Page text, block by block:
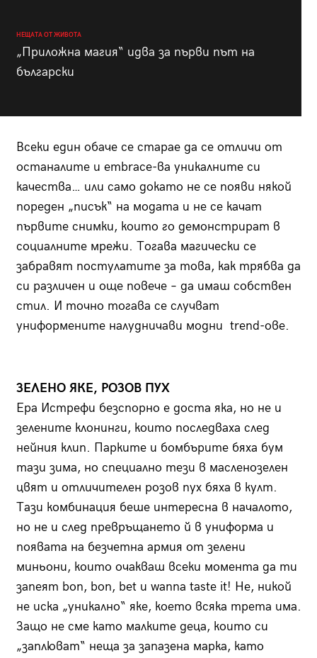
НЕЩАТА ОТ ЖИВОТА
„Приложна магия“ идва за първи път на
български
Всеки един обаче се старае да се отличи от
останалите и embrace-ва уникалните си
качества… или само докато не се появи някой
пореден „писък“ на модата и не се качат
първите снимки, които го демонстрират в
социалните мрежи. Тогава магически се
забравят постулатите за това, как трябва да
си различен и още повече – да имаш собствен
стил. И точно тогава се случват
униформените налудничави модни trend-ове.
ЗЕЛЕНО ЯКЕ, РОЗОВ ПУХ
Ера Истрефи безспорно е доста яка, но не и
зелените клонинги, които последваха след
нейния клип. Парките и бомбърите бяха бум
тази зима, но специално тези в масленозелен
цвят и отличителен розов пух бяха в култ.
Тази комбинация беше интересна в началото,
но не и след превръщането й в униформа и
появата на безчетна армия от зелени
миньони, които очакваш всеки момента да ти
запеят bon, bon, bet u wanna taste it! Не, никой
не иска „уникално“ яке, което всяка трета има.
Защо не сме като малките деца, които си
„заплюват“ неща за запазена марка, като